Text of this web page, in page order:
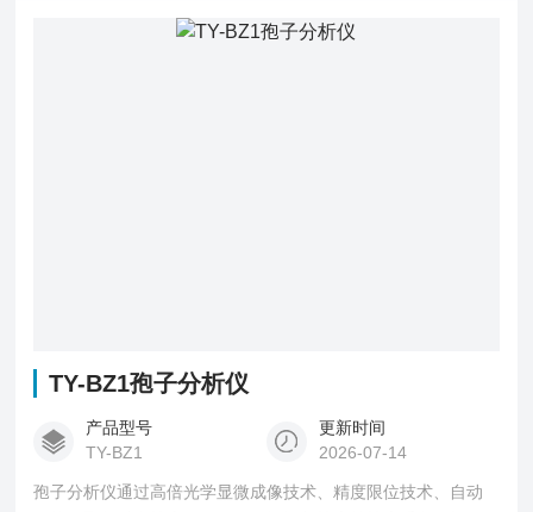
TY-BZ1孢子分析仪
产品型号
TY-BZ1
更新时间
2026-07-14
孢子分析仪通过高倍光学显微成像技术、精度限位技术、自动